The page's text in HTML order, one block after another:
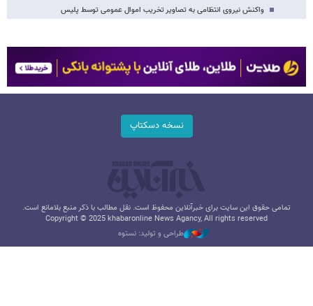
واکنش نیروی انتظامی به تصاویر تخریب اموال عمومی توسط پلیس
نسخه دسکتاپ
تمامی حقوق این سایت برای خبرآنلاین محفوظ است. نقل مطالب با ذکر منبع بلامانع است.
Copyright © 2025 khabaronline News Agancy, All rights reserved
طراحی و تولید: نستوه